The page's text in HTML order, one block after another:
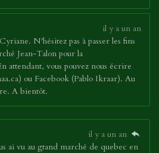
il y a un an
N'hésitez pas à passer les fins
Jean-Talon pour la
attendant, vous pouvez nous écrire
ou Facebook (Pablo Ikraar). Au
A bientôt.
il y a un an
ai vu au gtand marché de quebec en